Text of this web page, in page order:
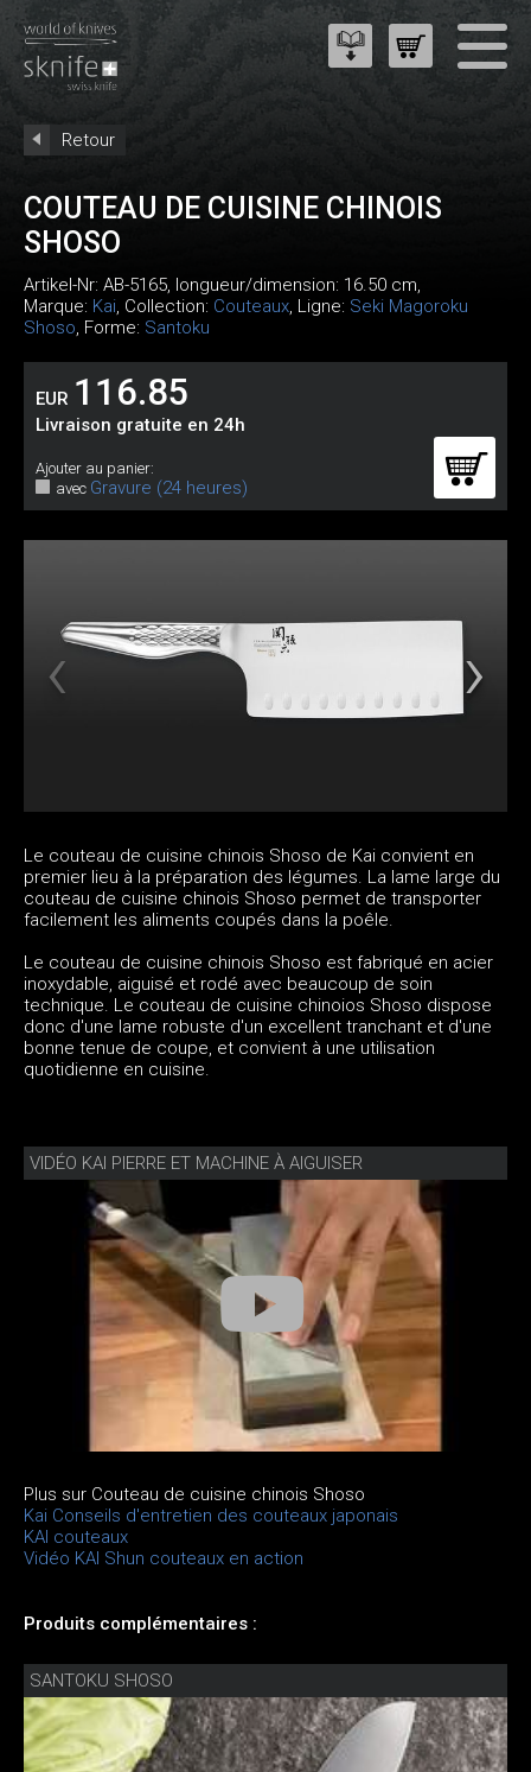
Retour
COUTEAU DE CUISINE CHINOIS
SHOSO
Artikel-Nr: AB-5165, longueur/dimension: 16.50 cm,
Marque: Kai, Collection: Couteaux, Ligne: Seki Magoroku
Shoso, Forme: Santoku
EUR 116.85
Livraison gratuite en 24h
Ajouter au panier:
avec Gravure (24 heures)
Le couteau de cuisine chinois Shoso de Kai convient en
premier lieu à la préparation des légumes. La lame large du
couteau de cuisine chinois Shoso permet de transporter
facilement les aliments coupés dans la poêle.
Le couteau de cuisine chinois Shoso est fabriqué en acier
inoxydable, aiguisé et rodé avec beaucoup de soin
technique. Le couteau de cuisine chinoios Shoso dispose
donc d'une lame robuste d'un excellent tranchant et d'une
bonne tenue de coupe, et convient à une utilisation
quotidienne en cuisine.
VIDÉO KAI PIERRE ET MACHINE À AIGUISER
Plus sur Couteau de cuisine chinois Shoso
Kai Conseils d'entretien des couteaux japonais
KAI couteaux
Vidéo KAI Shun couteaux en action
Produits complémentaires :
SANTOKU SHOSO